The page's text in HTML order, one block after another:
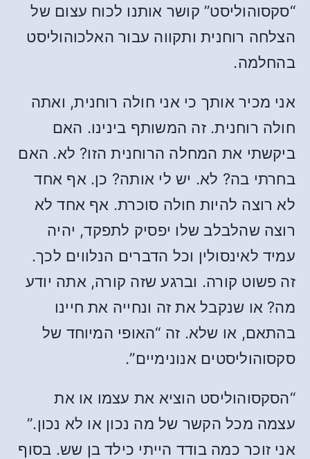
“סקסוהוליסט” קושר אותנו לכוח עצום של
הצלחה רוחנית ותקווה עבור האלכוהוליסט
בהחלמה.
אני מכיר אותך כי אני חולה רוחנית, ואתה
חולה רוחנית. זה המשותף בינינו. האם
ביקשתי את המחלה הרוחנית הזו? לא. האם
בחרתי בה? לא. יש לי אותה? כן. אף אחד
לא רוצה להיות חולה סוכרת. אף אחד לא
רוצה שהלבלב שלו יפסיק לתפקד, יהיה
עמיד לאינסולין וכל הדברים הנלווים לכך.
זה פשוט קורה. וברגע שזה קורה, אתה יודע
מה? או שנקבל את זה ונחייה את חיינו
בהתאם, או שלא. זה “האופי המיוחד של
סקסוהוליסטים אנונימיים”.
“הסקסוהוליסט הוציא את עצמו או את
עצמה מכל הקשר של מה נכון או לא נכון.”
אני זוכר כמה בודד הייתי כילד בן שש. בסוף